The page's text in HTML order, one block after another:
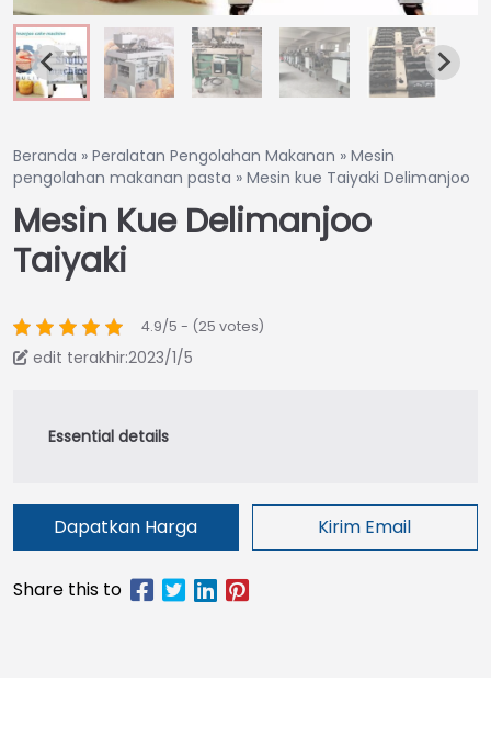
Beranda » Peralatan Pengolahan Makanan » Mesin
pengolahan makanan pasta » Mesin kue Taiyaki Delimanjoo
Mesin Kue Delimanjoo
Taiyaki
4.9/5 - (25 votes)
edit terakhir:2023/1/5
Dapatkan Harga Kirim Email